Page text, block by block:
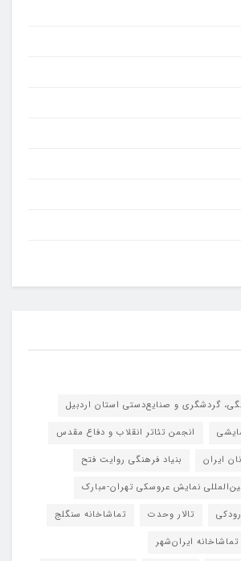
گردشگری و صنایع‌دستی استان اردبیل
انجمن تئاتر انقلاب و دفاع مقدس
ایران
بنیاد فرهنگی روایت فتح
نمایش عروسکی تهران-مبارک
رودکی تالار وحدت
تماشاخانه سنگلج
تماشاخانه‌ ایران‌شهر